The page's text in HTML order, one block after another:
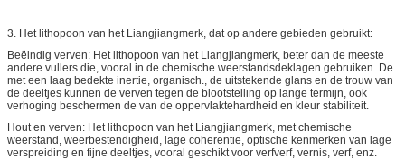
3. Het lithopoon van het Liangjiangmerk, dat op andere gebieden gebruikt:
Beëindig verven: Het lithopoon van het Liangjiangmerk, beter dan de meeste
andere vullers die, vooral in de chemische weerstandsdeklagen gebruiken. De
met een laag bedekte inertie, organisch., de uitstekende glans en de trouw van
de deeltjes kunnen de verven tegen de blootstelling op lange termijn, ook
verhoging beschermen de van de oppervlaktehardheid en kleur stabiliteit.
Hout en verven: Het lithopoon van het Liangjiangmerk, met chemische
weerstand, weerbestendigheid, lage coherentie, optische kenmerken van lage
verspreiding en fijne deeltjes, vooral geschikt voor verfverf, vernis, verf, enz.